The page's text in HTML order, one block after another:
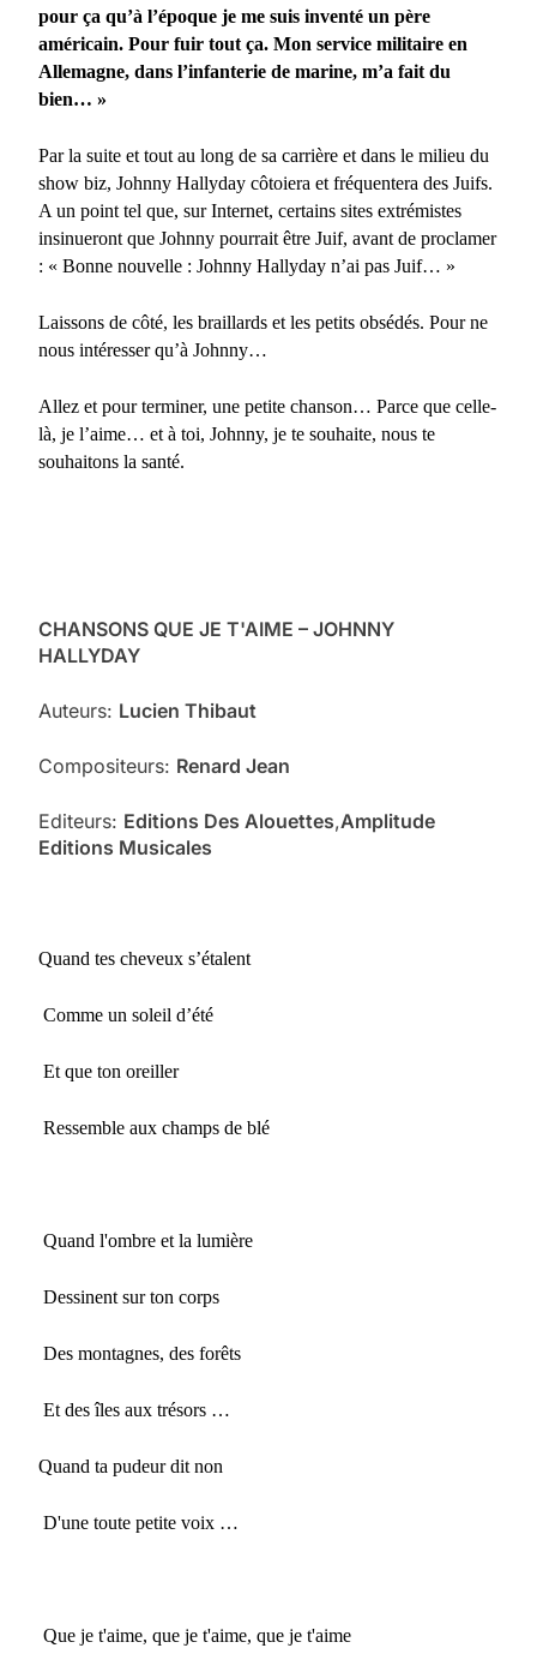
pour ça qu’à l’époque je me suis inventé un père
américain. Pour fuir tout ça. Mon service militaire en
Allemagne, dans l’infanterie de marine, m’a fait du
bien… »
Par la suite et tout au long de sa carrière et dans le milieu du
show biz, Johnny Hallyday côtoiera et fréquentera des Juifs.
A un point tel que, sur Internet, certains sites extrémistes
insinueront que Johnny pourrait être Juif, avant de proclamer
: « Bonne nouvelle : Johnny Hallyday n’ai pas Juif… »
Laissons de côté, les braillards et les petits obsédés. Pour ne
nous intéresser qu’à Johnny…
Allez et pour terminer, une petite chanson… Parce que celle-
là, je l’aime… et à toi, Johnny, je te souhaite, nous te
souhaitons la santé.
CHANSONS QUE JE T'AIME – JOHNNY
HALLYDAY
Auteurs: Lucien Thibaut
Compositeurs: Renard Jean
Editeurs: Editions Des Alouettes,Amplitude
Editions Musicales
Quand tes cheveux s’étalent
Comme un soleil d’été
Et que ton oreiller
Ressemble aux champs de blé
Quand l'ombre et la lumière
Dessinent sur ton corps
Des montagnes, des forêts
Et des îles aux trésors …
Quand ta pudeur dit non
D'une toute petite voix …
Que je t'aime, que je t'aime, que je t'aime